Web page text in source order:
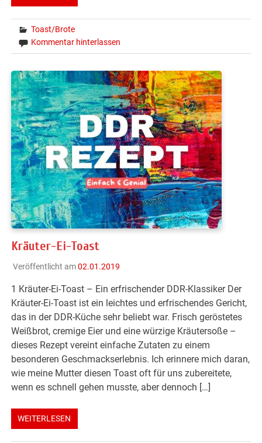
Toast/Brote
Kommentar hinterlassen
Kräuter-Ei-Toast
Veröffentlicht am02.01.2019
1 Kräuter-Ei-Toast – Ein erfrischender DDR-Klassiker Der
Kräuter-Ei-Toast ist ein leichtes und erfrischendes Gericht,
das in der DDR-Küche sehr beliebt war. Frisch geröstetes
Weißbrot, cremige Eier und eine würzige Kräutersoße –
dieses Rezept vereint einfache Zutaten zu einem
besonderen Geschmackserlebnis. Ich erinnere mich daran,
wie meine Mutter diesen Toast oft für uns zubereitete,
wenn es schnell gehen musste, aber dennoch […]
WEITERLESEN